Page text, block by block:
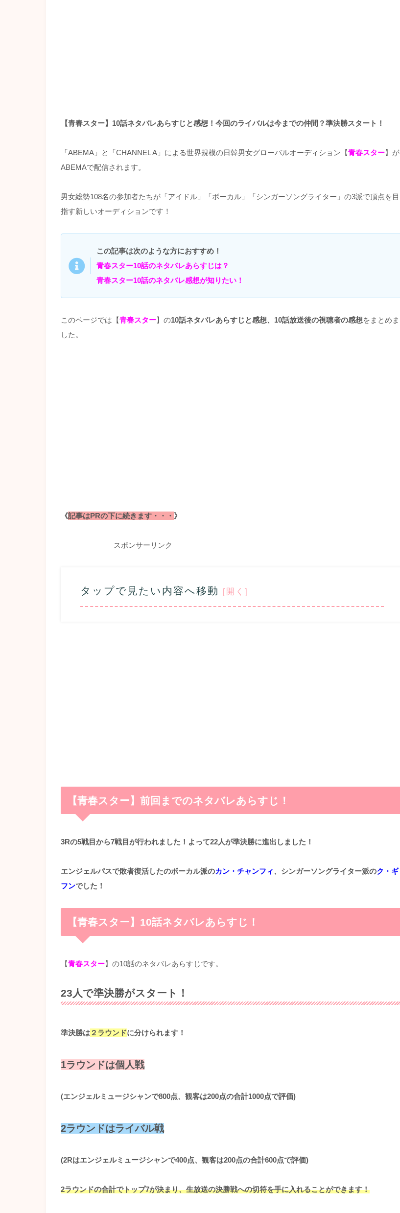
【青春スター】10話ネタバレあらすじと感想！今回のライバルは今までの仲間？準決勝スタート！
「ABEMA」と「CHANNEL A」による世界規模の日韓男女グローバルオーディション【青春スター】が
ABEMAで配信されます。
男女総勢108名の参加者たちが「アイドル」「ボーカル」「シンガーソングライター」の3派で頂点を目
指す新しいオーディションです！
この記事は次のような方におすすめ！
青春スター10話のネタバレあらすじは？
青春スター10話のネタバレ感想が知りたい！
このページでは【青春スター】の10話ネタバレあらすじと感想、10話放送後の視聴者の感想をまとめま
した。
《記事はPRの下に続きます・・・ 》
スポンサーリンク
タップで見たい内容へ移動
【青春スター】前回までのネタバレあらすじ！
3Rの5戦目から7戦目が行われました！よって22人が準決勝に進出しました！
エンジェルパスで敗者復活したのボーカル派のカン・チャンフィ、シンガーソングライター派のク・ギ
フンでした！
【青春スター】10話ネタバレあらすじ！
【青春スター】の10話のネタバレあらすじです。
23人で準決勝がスタート！
準決勝は ２ラウンドに分けられます！
1ラウンドは個人戦
(エンジェルミュージシャンで800点、観客は200点の合計1000点で評価)
2ラウンドはライバル戦
(2Rはエンジェルミュージシャンで400点、観客は200点の合計600点で評価)
2ラウンドの合計でトップ7が決まり、生放送の決勝戦への切符を手に入れることができます！